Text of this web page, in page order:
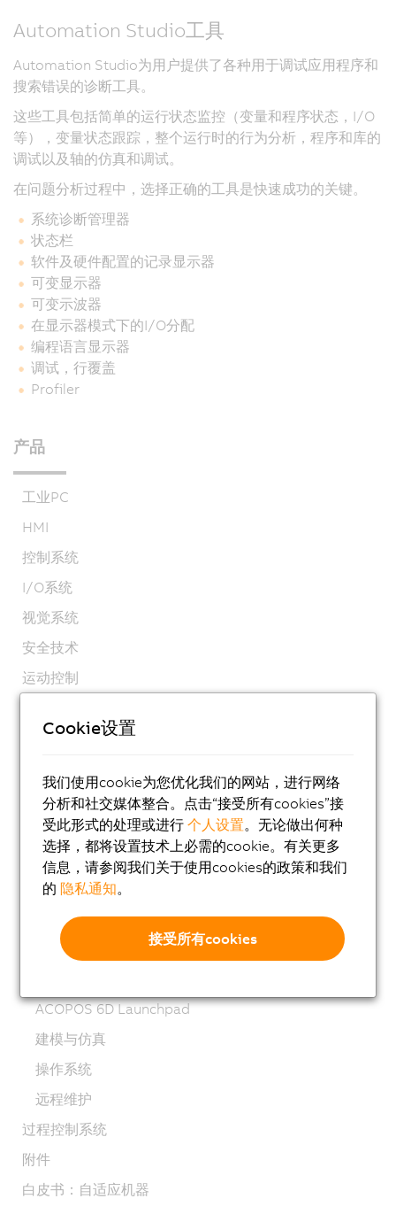
Automation Studio工具
Automation Studio为用户提供了各种用于调试应用程序和
搜索错误的诊断工具。
这些工具包括简单的运行状态监控（变量和程序状态，I/O
等），变量状态跟踪，整个运行时的行为分析，程序和库的
调试以及轴的仿真和调试。
在问题分析过程中，选择正确的工具是快速成功的关键。
系统诊断管理器
状态栏
软件及硬件配置的记录显示器
可变显示器
可变示波器
在显示器模式下的I/O分配
编程语言显示器
调试，行覆盖
Profiler
产品
工业PC
HMI
控制系统
I/O系统
视觉系统
安全技术
运动控制
机器人技术
网络和现场总线模块
工业物联网
软件
Automation Studio
Automation Runtime
Automation Net/PVI
ACOPOS 6D Launchpad
建模与仿真
操作系统
远程维护
过程控制系统
附件
白皮书：自适应机器
Cookie设置
我们使用cookie为您优化我们的网站，进行网络
分析和社交媒体整合。点击“接受所有cookies”接
受此形式的处理或进行个人设置。无论做出何种
选择，都将设置技术上必需的cookie。有关更多
信息，请参阅我们关于使用cookies的政策和我们
的隐私通知。
接受所有cookies